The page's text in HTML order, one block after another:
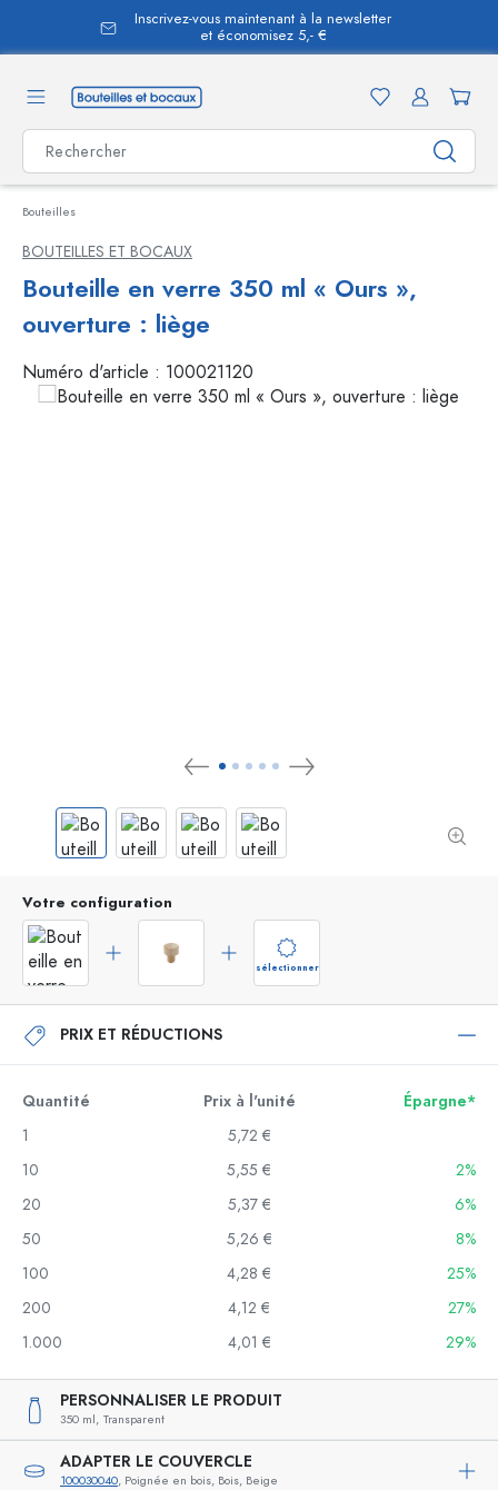
principal
Inscrivez-vous maintenant à la newsletter
et économisez 5,- €
Bouteilles
BOUTEILLES ET BOCAUX
Bouteille en verre 350 ml « Ours »,
ouverture : liège
Numéro d'article : 100021120
Votre configuration
sélectionner
PRIX ET RÉDUCTIONS
Quantité Prix à l'unité
Épargne*
1
5,72 €
10
5,55 €
2%
20
5,37 €
6%
50
5,26 €
8%
100
4,28 €
25%
200
4,12 €
27%
1.000
4,01 € 29%
PERSONNALISER LE PRODUIT
350 ml, Transparent
ADAPTER LE COUVERCLE
100030040, Poignée en bois, Bois, Beige